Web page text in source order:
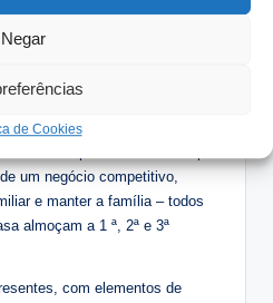
Negar
de Cookies
de vida desde a ligação
forma de lhe dar independência
e ação no envolvimento dos
continuidade da empresa nas
um negócio competitivo,
e manter a família – todos
almoçam a 1 ª, 2ª e 3ª
com elementos de